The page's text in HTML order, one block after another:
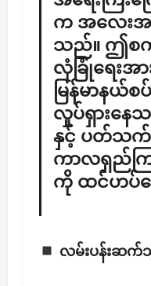
က အလေးအန
သည်။ ဤစ
လုံခြုံရေးအ
မြန်မာနယ်
လှုပ်ရှားနေ
နှင့် ပတ်သ
ကာလရှည်ကြာ
ကို ထင်ဟပ်
လမ်းပန်းဆက်